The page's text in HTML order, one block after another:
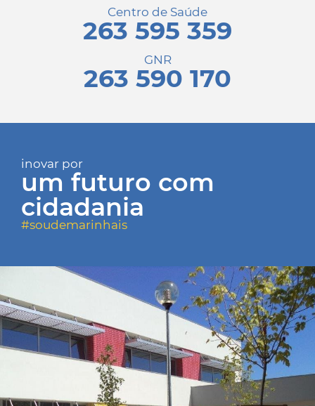
Centro de Saúde
263 595 359
GNR
263 590 170
inovar por
um futuro com
cidadania
#soudemarinhais